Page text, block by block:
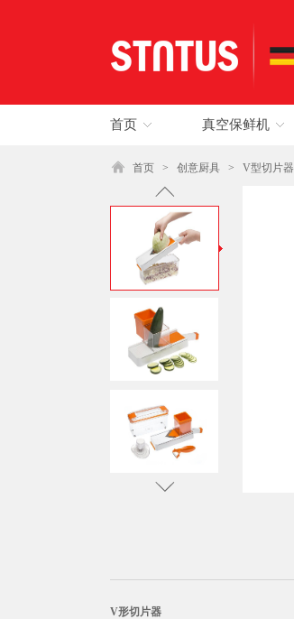
首页 真空保鲜机
首页 > 创意厨具 > V型切片器
V形切片器